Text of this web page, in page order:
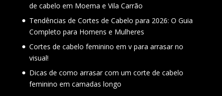
de cabelo em Moema e Vila Carrão
Tendências de Cortes de Cabelo para 2026: O Guia
Completo para Homens e Mulheres
Cortes de cabelo feminino em v para arrasar no
visual!
Dicas de como arrasar com um corte de cabelo
feminino em camadas longo